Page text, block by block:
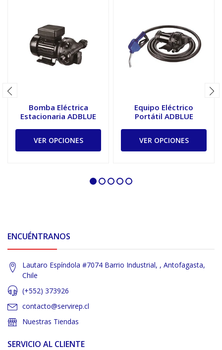
Bomba Eléctrica
Estacionaria ADBLUE
VER OPCIONES
Equipo Eléctrico
Portátil ADBLUE
VER OPCIONES
ENCUÉNTRANOS
Lautaro Espíndola #7074 Barrio Industrial, , Antofagasta,
Chile
(+552) 373926
contacto@servirep.cl
Nuestras Tiendas
SERVICIO AL CLIENTE